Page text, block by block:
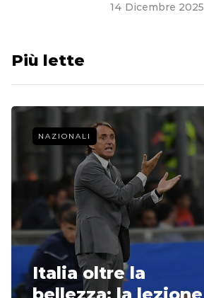
14 Dicembre 2025
Più lette
NAZIONALI
Italia oltre la